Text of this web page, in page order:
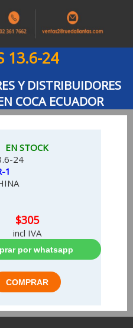
13.6-24
Y DISTRIBUIDORES
COCA ECUADOR
EN STOCK
24
1
$305
incl IVA